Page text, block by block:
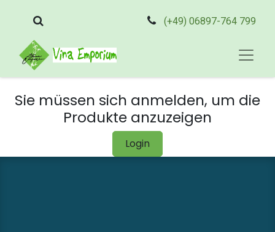
(+49) 06897-764 799
Sie müssen sich anmelden, um die
Produkte anzuzeigen
Login